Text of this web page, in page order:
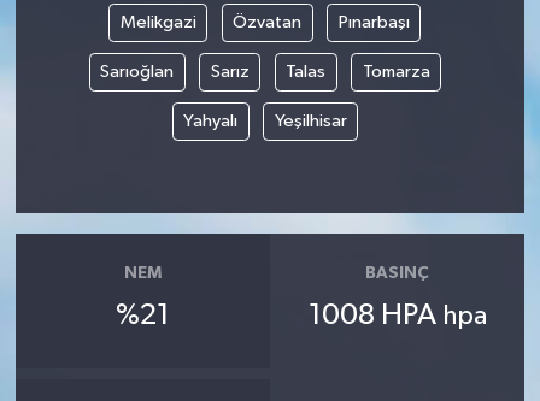
Melikgazi Özvatan Pınarbaşı
Sarıoğlan Sarız Talas Tomarza
Yahyalı Yeşilhisar
NEM
%21
BASINÇ
1008 HPA hpa